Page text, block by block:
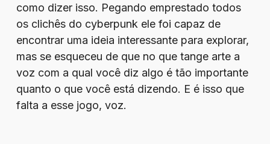
como dizer isso. Pegando emprestado todos
os clichês do cyberpunk ele foi capaz de
encontrar uma ideia interessante para explorar,
mas se esqueceu de que no que tange arte a
voz com a qual você diz algo é tão importante
quanto o que você está dizendo. E é isso que
falta a esse jogo, voz.